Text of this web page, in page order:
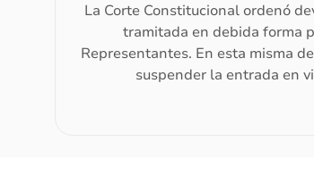
La Corte Constitucional ordenó
tramitada en debida forma
Representantes. En esta misma
suspender la entrada en